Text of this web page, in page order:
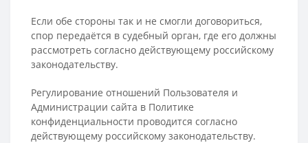
Если обе стороны так и не смогли договориться,
спор передаётся в судебный орган, где его должны
рассмотреть согласно действующему российскому
законодательству.
Регулирование отношений Пользователя и
Администрации сайта в Политике
конфиденциальности проводится согласно
действующему российскому законодательству.